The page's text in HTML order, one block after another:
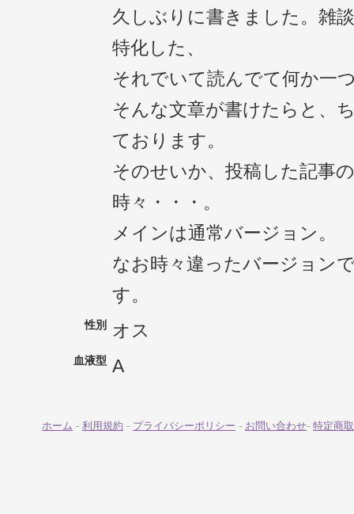
久しぶりに書きました。雑
特化した、
それでいて読んでて何か一
そんな文章が書けたらと、
ております。
そのせいか、投稿した記事
時々・・・。
メインは通常バージョン。
なお時々違ったバージョン
す。
性別 オス
血液型 A
ホーム - 利用規約 - プライバシーポリシー - お問い合わせ- 特定商